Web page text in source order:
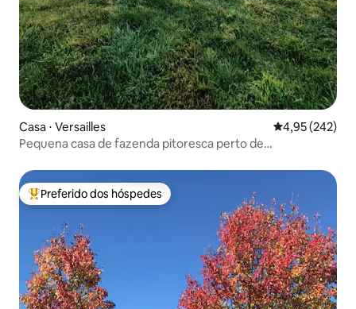
Casa ⋅ Versailles 4,95 de uma
4,95 (242)
Pequena casa de fazenda pitoresca perto de
Entre os melhores preferidos dos hóspedes
Preferido dos hóspedes